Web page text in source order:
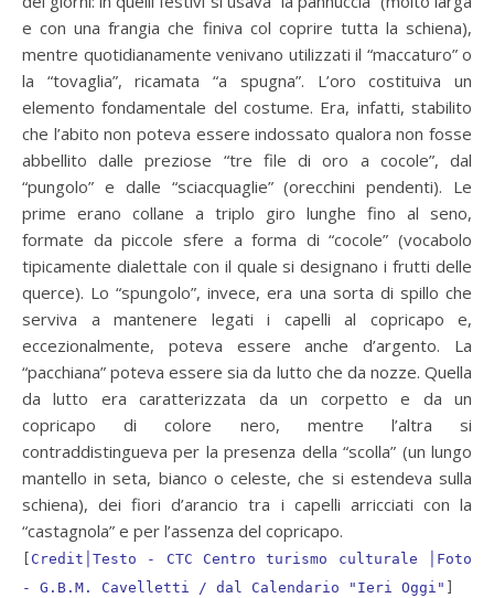
e con una frangia che finiva col coprire tutta la schiena),
mentre quotidianamente venivano utilizzati il “maccaturo” o
la “tovaglia”, ricamata “a spugna”. L’oro costituiva un
elemento fondamentale del costume. Era, infatti, stabilito
che l’abito non poteva essere indossato qualora non fosse
abbellito dalle preziose “tre file di oro a cocole”, dal
“pungolo” e dalle “sciacquaglie” (orecchini pendenti). Le
prime erano collane a triplo giro lunghe fino al seno,
formate da piccole sfere a forma di “cocole” (vocabolo
tipicamente dialettale con il quale si designano i frutti delle
querce). Lo “spungolo”, invece, era una sorta di spillo che
serviva a mantenere legati i capelli al copricapo e,
eccezionalmente, poteva essere anche d’argento. La
“pacchiana” poteva essere sia da lutto che da nozze. Quella
da lutto era caratterizzata da un corpetto e da un
copricapo di colore nero, mentre l’altra si
contraddistingueva per la presenza della “scolla” (un lungo
mantello in seta, bianco o celeste, che si estendeva sulla
schiena), dei fiori d’arancio tra i capelli arricciati con la
“castagnola” e per l’assenza del copricapo.
Credit│Testo - CTC Centro turismo culturale │Foto
- G.B.M. Cavelletti / dal Calendario "Ieri Oggi"